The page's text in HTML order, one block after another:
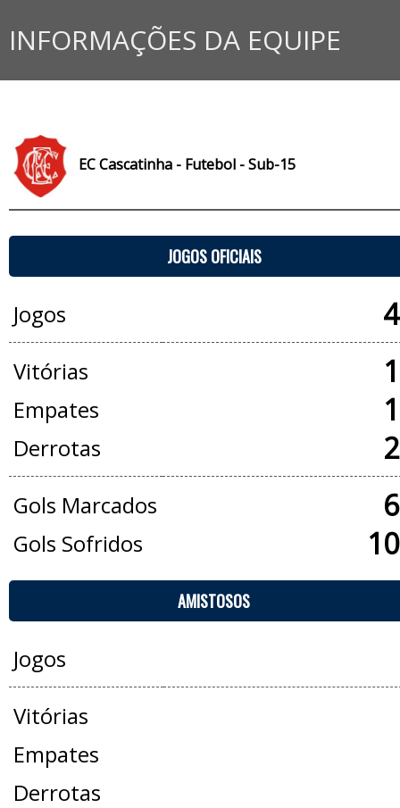
INFORMAÇÕES DA EQUIPE
EC Cascatinha - Futebol - Sub-15
JOGOS OFICIAIS
Jogos
Vitórias
Empates
Derrotas
Gols Marcados
Gols Sofridos
AMISTOSOS
Jogos
Vitórias
Empates
Derrotas